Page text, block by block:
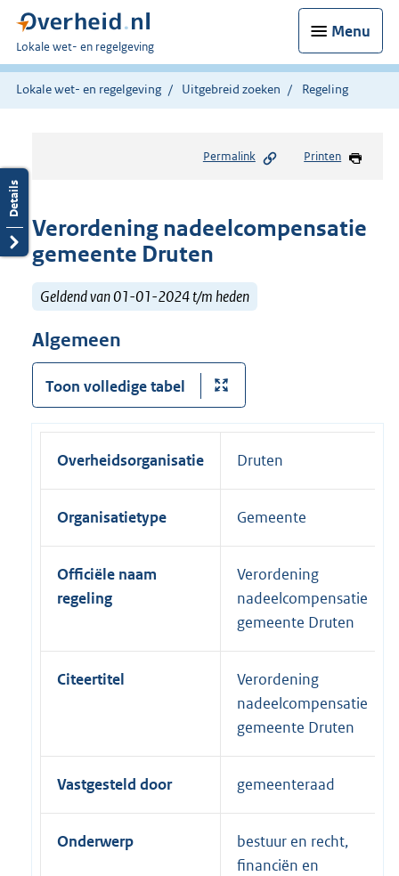
Menu
U
bent
hier:
Lokale wet- en regelgeving
Lokale wet- en regelgeving Uitgebreid zoeken Regeling
Permalink Printen
Verordening nadeelcompensatie
gemeente Druten
Geldend van 01-01-2024 t/m heden
Algemeen
Toon volledige tabel
Overheidsorganisatie Druten
Organisatietype Gemeente
Officiële naam
regeling
Verordening
nadeelcompensatie
gemeente Druten
Citeertitel
Verordening
nadeelcompensatie
gemeente Druten
Vastgesteld door gemeenteraad
Onderwerp
bestuur en recht,
financiën en